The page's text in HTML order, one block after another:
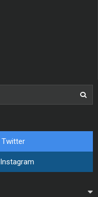
Twitter
Instagram